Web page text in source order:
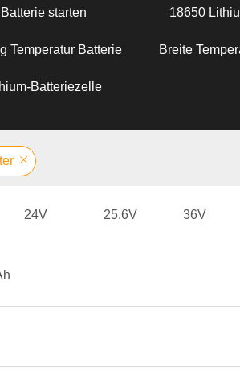
Batterie starten 18650
Temperatur Batterie Breite
Batteriezelle
24V 25.6V 36V